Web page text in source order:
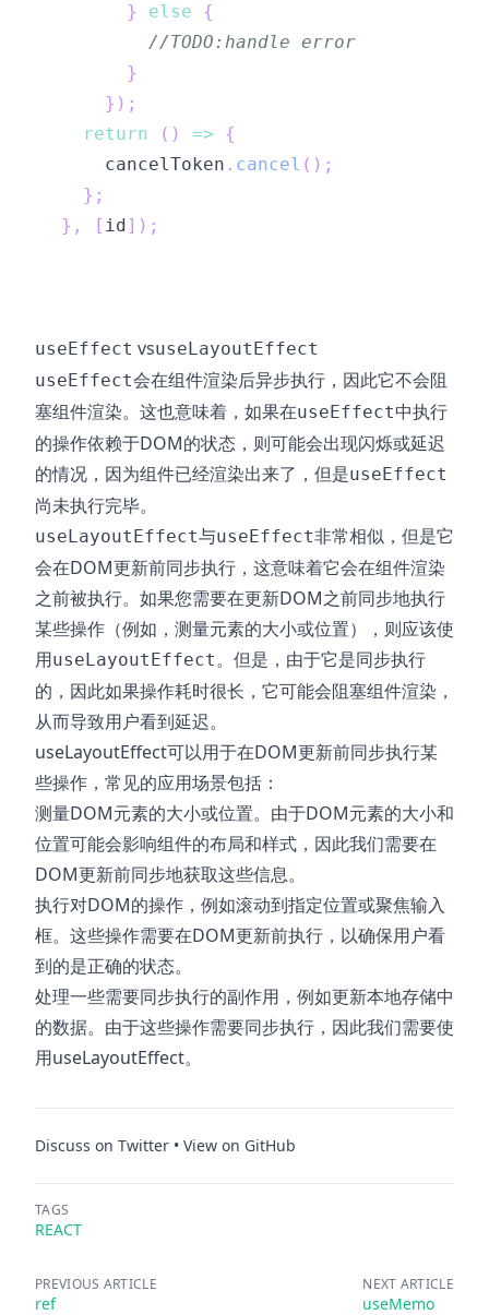
}
else
{
//TODO:handle error
}
} ) ;
return
( ) =>
{
      cancelToken
. cancel ( ) ;
} ;
} , [ id] ) ;
useEffect vsuseLayoutEffect
useEffect会在组件渲染后异步执行，因此它不会阻
塞组件渲染。这也意味着，如果在useEffect中执行
的操作依赖于DOM的状态，则可能会出现闪烁或延迟
的情况，因为组件已经渲染出来了，但是useEffect
尚未执行完毕。
useLayoutEffect与useEffect非常相似，但是它
会在DOM更新前同步执行，这意味着它会在组件渲染
之前被执行。如果您需要在更新DOM之前同步地执行
某些操作（例如，测量元素的大小或位置），则应该使
用useLayoutEffect。但是，由于它是同步执行
的，因此如果操作耗时很长，它可能会阻塞组件渲染，
从而导致用户看到延迟。
useLayoutEffect可以用于在DOM更新前同步执行某
些操作，常见的应用场景包括：
测量DOM元素的大小或位置。由于DOM元素的大小和
位置可能会影响组件的布局和样式，因此我们需要在
DOM更新前同步地获取这些信息。
执行对DOM的操作，例如滚动到指定位置或聚焦输入
框。这些操作需要在DOM更新前执行，以确保用户看
到的是正确的状态。
处理一些需要同步执行的副作用，例如更新本地存储中
的数据。由于这些操作需要同步执行，因此我们需要使
用useLayoutEffect。
Discuss on Twitter • View on GitHub
TAGS
REACT
PREVIOUS ARTICLE
ref
NEXT ARTICLE
useMemo